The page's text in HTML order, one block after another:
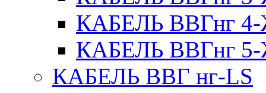
КАБЕЛЬ ВВГнг
КАБЕЛЬ ВВГнг
КАБЕЛЬ ВВГ нг-LS